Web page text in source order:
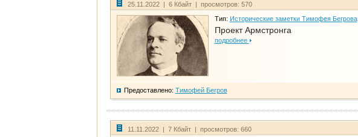
25.11.2022 | 6 Кбайт | просмотров: 570
Тип: Исторические заметки Тимофея Бегрова
Проект Армстронга
подробнее
Предоставлено: Тимофей Бегров
11.11.2022 | 7 Кбайт | просмотров: 660